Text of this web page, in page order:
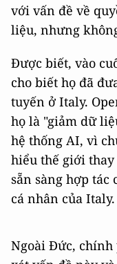
với vấn đề về
liệu, nhưng
Được biết, vào
cho biết họ đã
tuyến ở Italy.
họ là "giảm dữ
hệ thống AI, vì
hiểu thế giới
sẵn sàng hợp tác
cá nhân của Italy.
Ngoài Đức,